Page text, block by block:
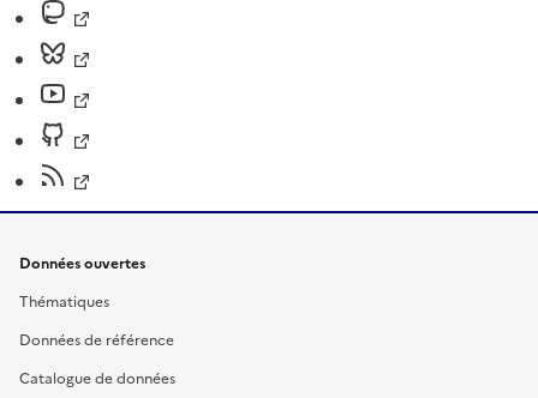
Données ouvertes
Thématiques
Données de référence
Catalogue de données